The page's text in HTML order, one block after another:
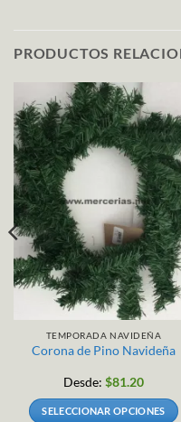
PRODUCTOS
TEMPORADA NAVIDEÑA
Corona de Pino Navideña
Desde: $81.20
SELECCIONAR OPCIONES